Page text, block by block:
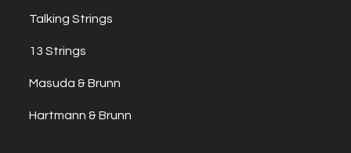
Talking Strings
13 Strings
Masuda & Brunn
Hartmann & Brunn